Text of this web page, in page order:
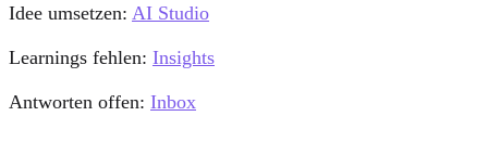
Idee umsetzen: AI Studio
Learnings fehlen: Insights
Antworten offen: Inbox